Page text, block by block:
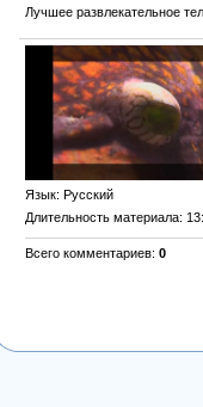
Лучшее развлекательное
Язык: Русский
Длительность материала:
Всего комментариев: 0